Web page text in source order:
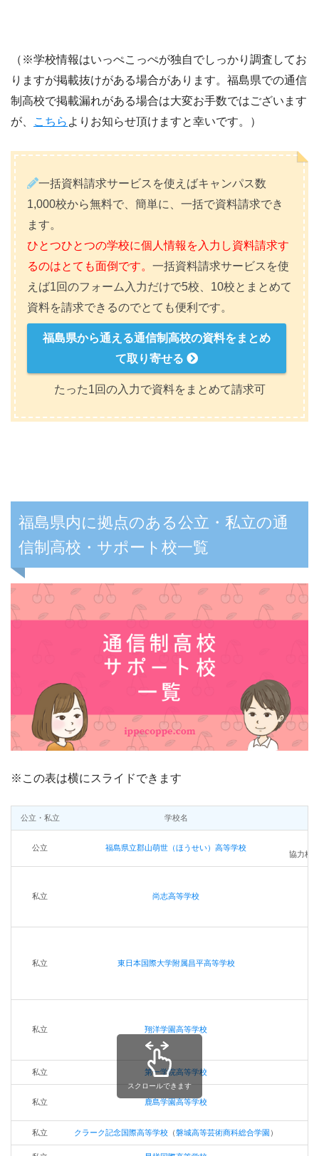
（※学校情報はいっぺこっぺが独自でしっかり調査してお
りますが掲載抜けがある場合があります。福島県での通信
制高校で掲載漏れがある場合は大変お手数ではございます
が、
こちら よりお知らせ頂けますと幸いです。）
一括資料請求サービスを使えばキャンパス数
1,000校から無料で、簡単に、一括で資料請求でき
ます。
ひとつひとつの学校に個人情報を入力し資料請求す
るのはとても面倒です。 一括資料請求サービスを使
えば1回のフォーム入力だけで5校、10校とまとめて
資料を請求できるのでとても便利です。
福島県から通える通信制高校の資料をまとめ
て取り寄せる
たった1回の入力で資料をまとめて請求可
福島県内に拠点のある公立・私立の通
信制高校・サポート校一覧
※この表は横にスライドできます
公立・私立 学校名
公立 福島県立郡山萌世（ほうせい）高等学校
協力校
私立 尚志高等学校
私立 東日本国際大学附属昌平高等学校
私立 翔洋学園高等学校
私立 第一学院高等学校
私立 鹿島学園高等学校
私立 クラーク記念国際高等学校 （磐城高等芸術商科総合学園 ）
スクロールできます